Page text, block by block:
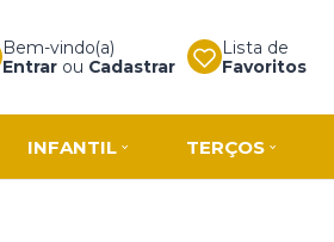
Bem-vindo(a)
Entrarou Cadastrar
Lista de
Favoritos
INFANTIL TERÇOS